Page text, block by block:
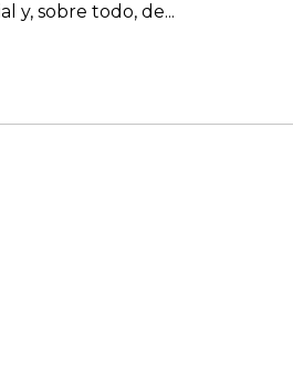
y, sobre todo, de...